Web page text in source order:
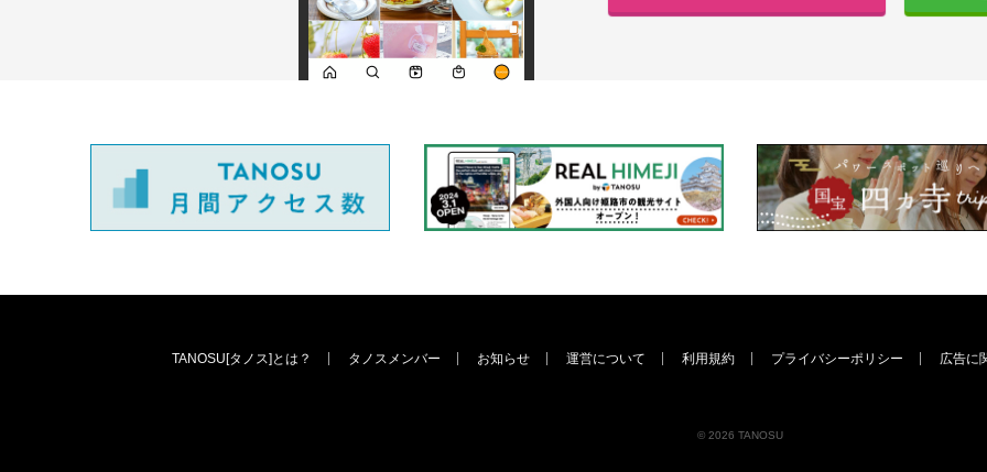
TANOSU[タノス]とは？ タノスメンバー お知らせ 運営について 利用規約 プライバシーポリシー 広告に
© 2026 TANOSU